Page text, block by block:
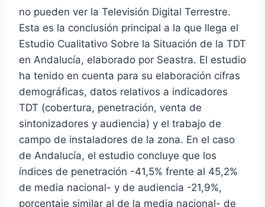
no pueden ver la Televisión Digital Terrestre.
Esta es la conclusión principal a la que llega el
Estudio Cualitativo Sobre la Situación de la TDT
en Andalucía, elaborado por Seastra. El estudio
ha tenido en cuenta para su elaboración cifras
demográficas, datos relativos a indicadores
TDT (cobertura, penetración, venta de
sintonizadores y audiencia) y el trabajo de
campo de instaladores de la zona. En el caso
de Andalucía, el estudio concluye que los
índices de penetración -41,5% frente al 45,2%
de media nacional- y de audiencia -21,9%,
porcentaje similar al de la media nacional- de